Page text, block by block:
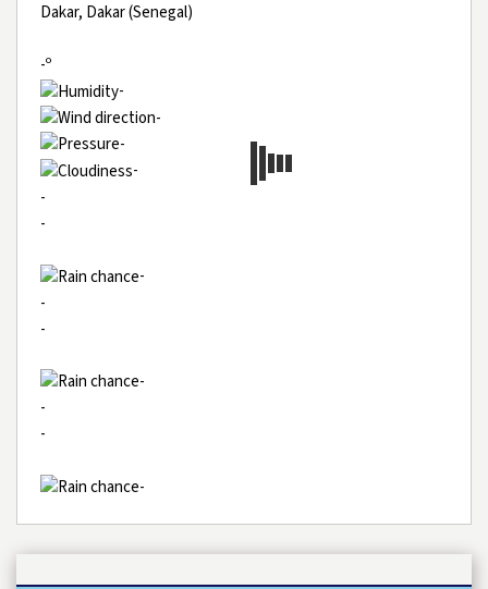
Dakar, Dakar (Senegal)
-º
-
-
-
-
-
-
-
-
-
-
-
-
-